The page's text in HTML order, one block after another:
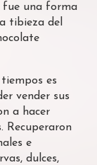
fue una forma
tibieza del
es
vender sus
a hacer
Recuperaron
e
dulces,